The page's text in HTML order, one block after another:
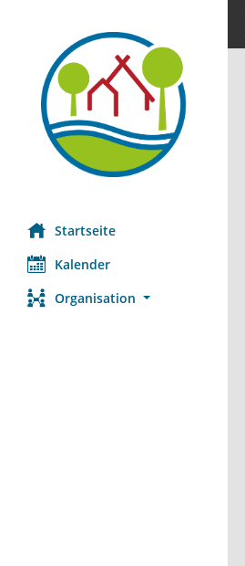
Startseite
Kalender
Organisation